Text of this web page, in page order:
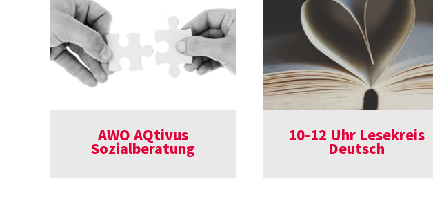
AWO AQtivus
Sozialberatung
10-12 Uhr Lesekreis
Deutsch